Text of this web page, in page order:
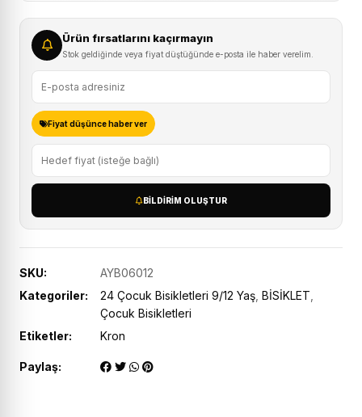
Ürün fırsatlarını kaçırmayın
Stok geldiğinde veya fiyat düştüğünde e-posta ile haber verelim.
Fiyat düşünce haber ver
BILDIRIM OLUŞTUR
SKU:
AYB06012
Kategoriler:
24 Çocuk Bisikletleri 9/12 Yaş BİSİKLET
Çocuk Bisikletleri
Etiketler:
Kron
Paylaş: